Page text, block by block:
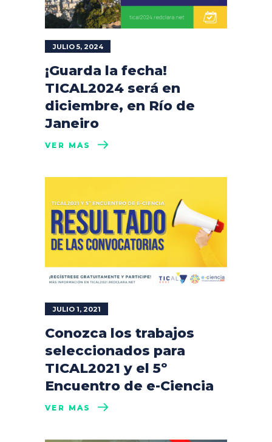
JULIO 5, 2024
¡Guarda la fecha!
TICAL2024 será en
diciembre, en Río de
Janeiro
VER MÁS
JULIO 1, 2021
Conozca los trabajos
seleccionados para
TICAL2021 y el 5º
Encuentro de e-Ciencia
VER MÁS